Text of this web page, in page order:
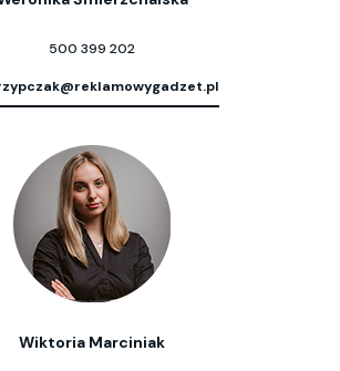
500 399 202
Wiktoria Marciniak